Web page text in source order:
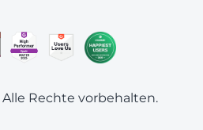
Alle Rechte vorbehalten.